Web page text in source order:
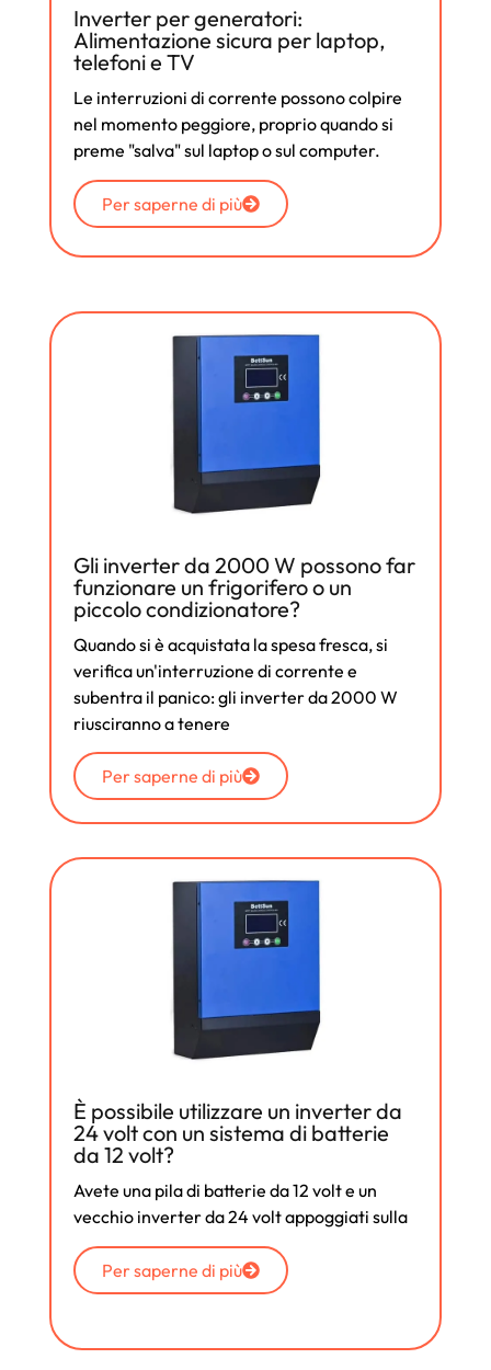
Inverter per generatori:
Alimentazione sicura per laptop,
telefoni e TV
Le interruzioni di corrente possono colpire
nel momento peggiore, proprio quando si
preme "salva" sul laptop o sul computer.
Per saperne di più
Gli inverter da 2000 W possono far
funzionare un frigorifero o un
piccolo condizionatore?
Quando si è acquistata la spesa fresca, si
verifica un'interruzione di corrente e
subentra il panico: gli inverter da 2000 W
riusciranno a tenere
Per saperne di più
È possibile utilizzare un inverter da
24 volt con un sistema di batterie
da 12 volt?
Avete una pila di batterie da 12 volt e un
vecchio inverter da 24 volt appoggiati sulla
Per saperne di più